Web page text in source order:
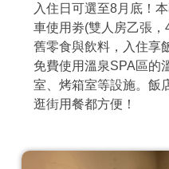
商家合作
推薦景點
入住日可選至8月底！
車使用劵(雙人房乙張
舊零食與飲料，入住享
免費使用溫泉SPA區的
室、烤箱室等設施。飯
逛街用餐都方便！